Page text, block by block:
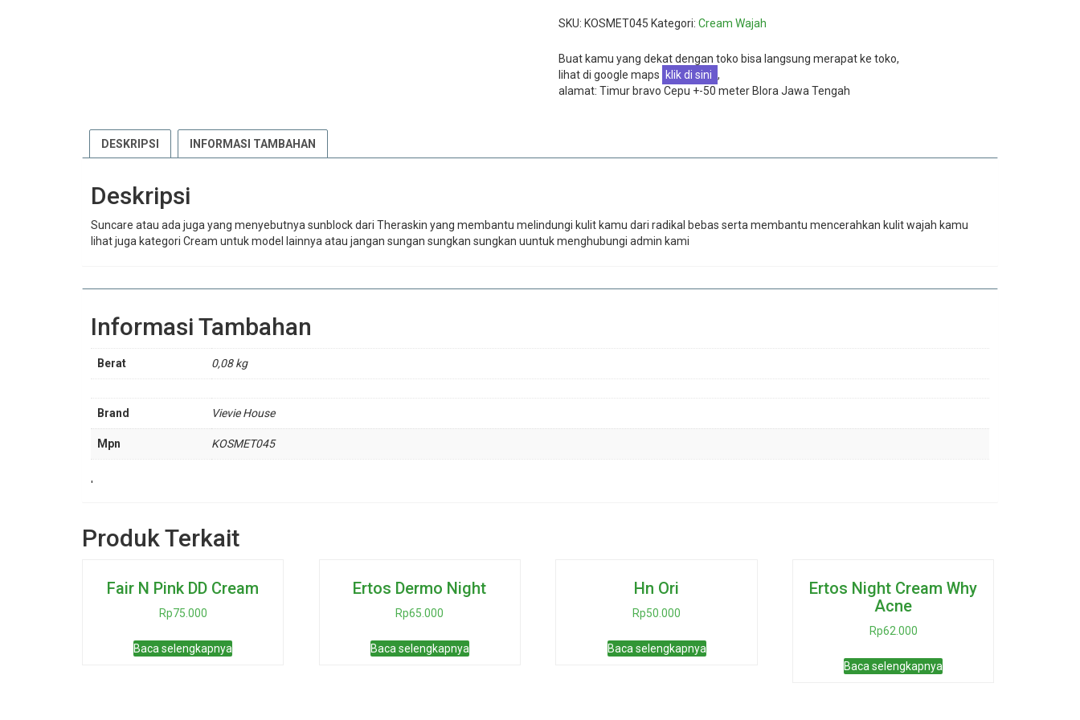
SKU: KOSMET045 Kategori: Cream Wajah
Buat kamu yang dekat dengan toko bisa langsung merapat ke toko,
lihat di google maps
klik di sini ,
alamat: Timur bravo Cepu +-50 meter Blora Jawa Tengah
DESKRIPSI INFORMASI TAMBAHAN
Deskripsi
Suncare atau ada juga yang menyebutnya sunblock dari Theraskin yang membantu melindungi kulit kamu dari radikal bebas serta membantu mencerahkan kulit wajah kamu
lihat juga kategori Cream untuk model lainnya atau jangan sungan sungkan sungkan uuntuk menghubungi admin kami
Informasi Tambahan
Berat 0,08 kg
Brand Vievie House
Mpn KOSMET045
'
Produk Terkait
Fair N Pink DD Cream
Rp75.000
Baca selengkapnya
Ertos Dermo Night
Rp65.000
Baca selengkapnya
Hn Ori
Rp50.000
Baca selengkapnya
Ertos Night Cream Why
Acne
Rp62.000
Baca selengkapnya